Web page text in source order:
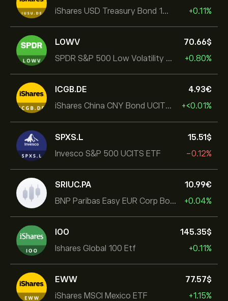
iShares USD Treasury Bond 1-3yr UCITS ETF
+0.11%
LOWV
SPDR S&P 500 Low Volatility UCITS ETF
70.66‎$‎
+0.80%
ICGB.DE
iShares China CNY Bond UCITS ETF
4.93‎€‎
+‎<‎0.01%
SPXS.L
Invesco S&P 500 UCITS ETF
15.51‎$‎
-0.12%
SRIUC.PA
BNP Paribas Easy EUR Corp Bond SRI Fossil Free Ult
10.99‎€‎
+0.04%
IOO
Ishares Global 100 Etf
145.35‎$‎
+0.11%
EWW
iShares MSCI Mexico ETF
77.57‎$‎
+1.15%